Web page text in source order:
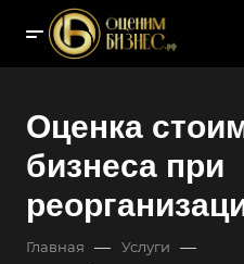
Оценка
бизнеса при
Главная — Услуги —